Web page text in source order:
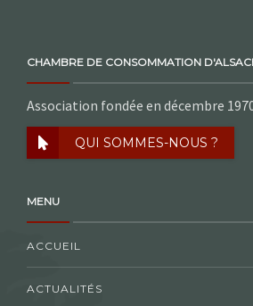
CHAMBRE DE CONSOMMATION
Association fondée en décembre
QUI SOMMES-NOUS ?
MENU
ACCUEIL
ACTUALITÉS